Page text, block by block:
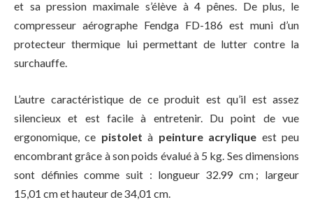
et sa pression maximale s’élève à 4 pênes. De plus, le
compresseur aérographe Fendga FD-186 est muni d’un
protecteur thermique lui permettant de lutter contre la
surchauffe.
L’autre caractéristique de ce produit est qu’il est assez
silencieux et est facile à entretenir. Du point de vue
ergonomique, ce pistolet à peinture acrylique est peu
encombrant grâce à son poids évalué à 5 kg. Ses dimensions
sont définies comme suit : longueur 32.99 cm ; largeur
15,01 cm et hauteur de 34,01 cm.